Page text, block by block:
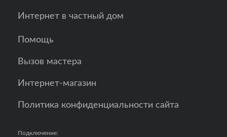
Интернет в частный дом
Помощь
Вызов мастера
Интернет-магазин
Политика конфиденциальности сайта
Подключение: